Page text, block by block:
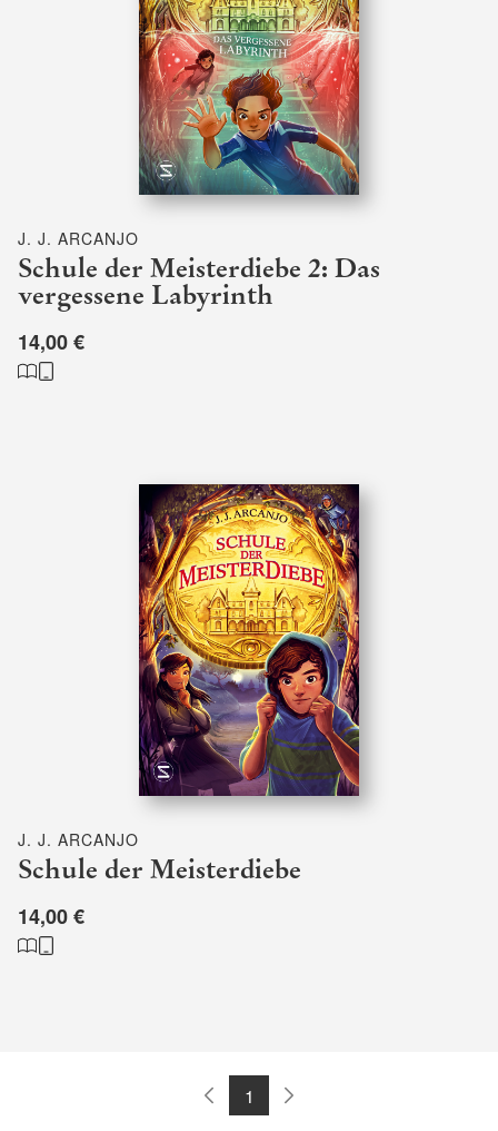
J. J. ARCANJO
Schule der Meisterdiebe 2: Das
vergessene Labyrinth
14,00 €
J. J. ARCANJO
Schule der Meisterdiebe
14,00 €
1